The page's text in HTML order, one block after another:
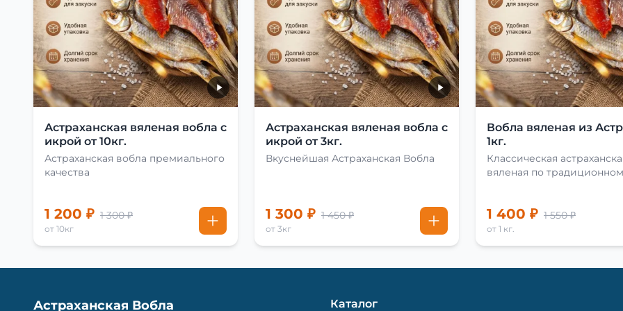
Астраханская вяленая вобла с
икрой от 10кг.
Астраханская вобла премиального
качества
1 200 ₽ 1 300 ₽
от 10кг
Астраханская вяленая вобла с
икрой от 3кг.
Вкуснейшая Астраханская Вобла
1 300 ₽ 1 450 ₽
от 3кг
Вобла вяленая из
1кг.
Классическая
вяленая по
1 400 ₽ 1 550 ₽
от 1 кг.
Астраханская Вобла Каталог